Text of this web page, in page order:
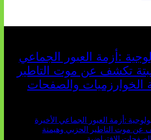
:أزمة العبور الجماعي
تكشف عن موت التاطير
الخوارزميات والصفحات